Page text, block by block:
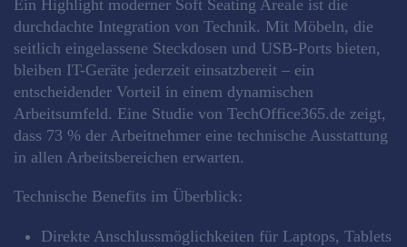
Ein Highlight moderner Soft Seating Areale ist die
durchdachte Integration von Technik. Mit Möbeln, die
seitlich eingelassene Steckdosen und USB-Ports bieten,
bleiben IT-Geräte jederzeit einsatzbereit – ein
entscheidender Vorteil in einem dynamischen
Arbeitsumfeld. Eine Studie von TechOffice365.de zeigt,
dass 73 % der Arbeitnehmer eine technische Ausstattung
in allen Arbeitsbereichen erwarten.
Technische Benefits im Überblick:
Direkte Anschlussmöglichkeiten für Laptops, Tablets